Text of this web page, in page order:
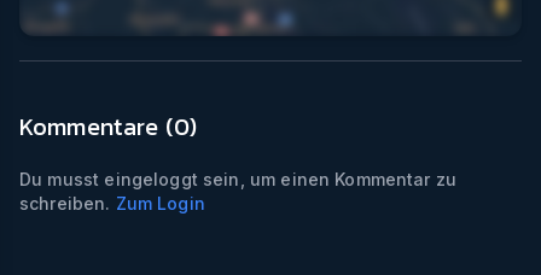
Kommentare (0)
Du musst eingeloggt sein, um einen Kommentar zu
schreiben. Zum Login